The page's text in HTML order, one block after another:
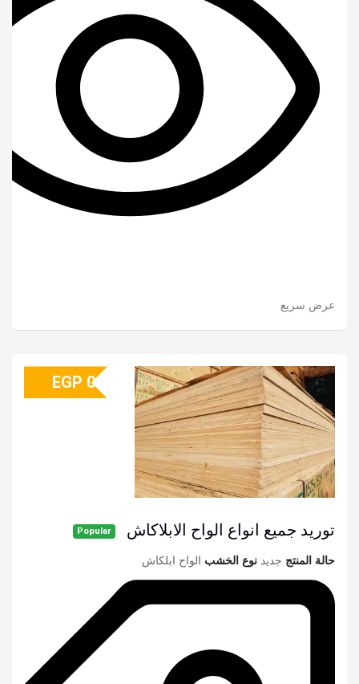
عرض سريع
توريد جميع انواع الواح الابلاكاش Popular
حالة المنتج جديد نوع الخشب الواح ابلكاش
EGP 0